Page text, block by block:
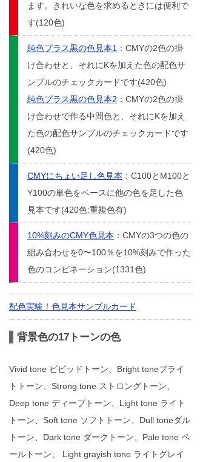
ます。きれいな色を求めるときには便利で
す(120色)
純色プラス黒の色見本1 ：CMYの2色の掛
け合わせと、それにKを加えた色の配色サ
ンプルのチェックカードです(420色)
純色プラス黒の色見本2 ：CMYの2色の掛
け合わせで作る中間色と、それにKを加え
た色の配色サンプルのチェックカードです
(420色)
CMYにちょい足し色見本 ：C100とM100と
Y100の単色をベースに他の色を足した色
見本です(420色:重複色有)
10%刻みのCMY色見本 ：CMYの3つの色の
組み合わせを0〜100％を10%刻みで作った
色のコンビネーション(1331色)
配色実験！色見本サンプルカード
背景色の17トーンの色
Vivid tone ビビッドトーン、Bright toneブライ
トトーン、Strong tone ストロングトーン、
Deep tone ディープトーン、Light tone ライト
トーン、Soft tone ソフトトーン、Dull toneダル
トーン、Dark tone ダークトーン、Pale tone ペ
ールトーン、 Light grayish tone ライトグレイ